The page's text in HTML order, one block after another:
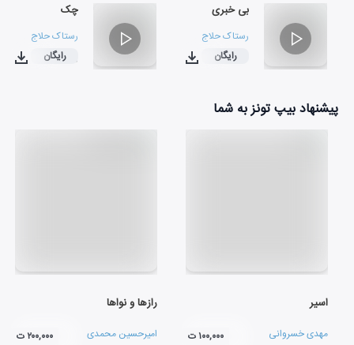
بی خبری
رستاک حلاج
۰۳:۰۶
رایگان
چک
رستاک حلاج
۰۳:۵۰
رایگان
پیشنهاد بیپ تونز به شما
اسیر
مهدی خسروانی ۱۰۰,۰۰۰ ت
رازها و نواها
امیرحسین محمدی ۲۰۰,۰۰۰ ت